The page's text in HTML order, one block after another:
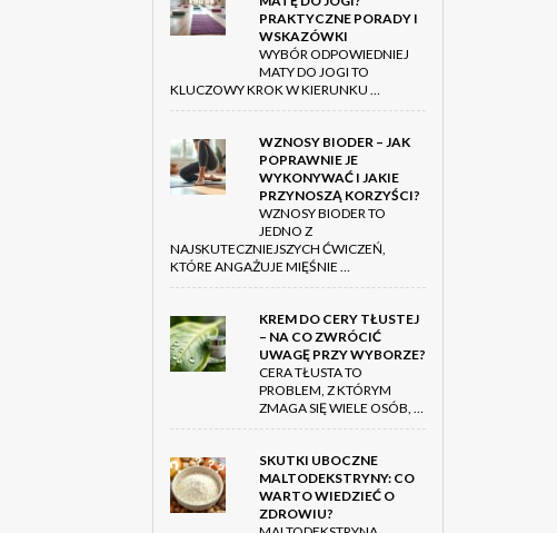
PRAKTYCZNE PORADY I
WSKAZÓWKI
WYBÓR ODPOWIEDNIEJ
MATY DO JOGI TO
KLUCZOWY KROK W KIERUNKU …
WZNOSY BIODER – JAK
POPRAWNIE JE
WYKONYWAĆ I JAKIE
PRZYNOSZĄ KORZYŚCI?
WZNOSY BIODER TO
JEDNO Z
NAJSKUTECZNIEJSZYCH ĆWICZEŃ,
KTÓRE ANGAŻUJE MIĘŚNIE …
KREM DO CERY TŁUSTEJ
– NA CO ZWRÓCIĆ
UWAGĘ PRZY WYBORZE?
CERA TŁUSTA TO
PROBLEM, Z KTÓRYM
ZMAGA SIĘ WIELE OSÓB, …
SKUTKI UBOCZNE
MALTODEKSTRYNY: CO
WARTO WIEDZIEĆ O
ZDROWIU?